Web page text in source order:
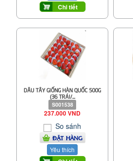
Chi tiết
DÂU TÂY GIỐNG HÀN QUỐC 500G
(36 TRÁI/...
S001538
237.000 VND
So sánh
ĐẶT HÀNG
Yêu thích